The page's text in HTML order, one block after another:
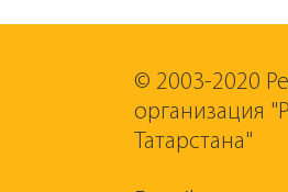
© 2003-2020
организация
Татарстана"